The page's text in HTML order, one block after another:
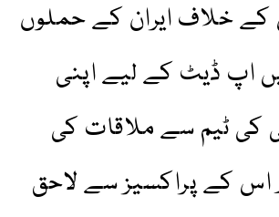
کے خلاف ایران کے حملوں
اپ ڈیٹ کے لیے اپنی
کی ٹیم سے ملاقات کی
اس کے پراکسیز سے لاحق